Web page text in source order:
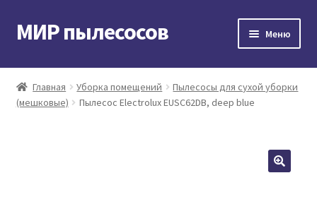
Перейти
к
Перейти
к
МИР пылесосов Меню
Главная
Мой аккаунт
Главная Уборка помещений
Пылесосы для сухой уборки
(мешковые)
Пылесос Electrolux EUSC62DB, deep blue